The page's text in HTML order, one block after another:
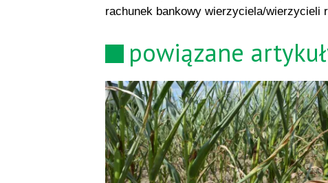
rachunek bankowy wierzyciela/wierzycieli
powiązane